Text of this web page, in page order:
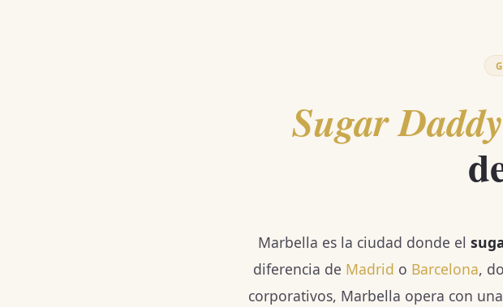
Sugar Daddy
Marbella es la ciudad donde el
diferencia de Madrid o Barcelona,
corporativos, Marbella opera con